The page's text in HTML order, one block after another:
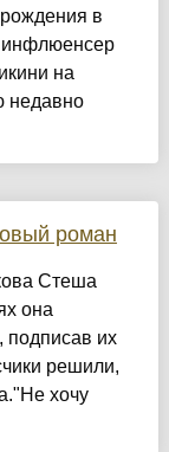
в
инфлюенсер
на
недавно
роман
Стеша
она
подписав их
решили,
хочу